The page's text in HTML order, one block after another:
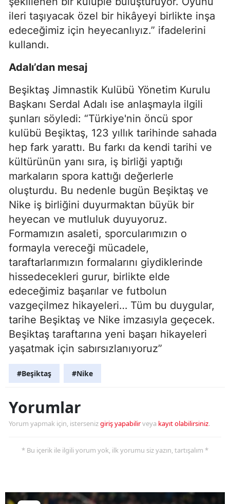
ileri taşıyacak özel bir hikâyeyi birlikte inşa
edeceğimiz için heyecanlıyız.” ifadelerini
kullandı.
Adalı’dan mesaj
Beşiktaş Jimnastik Kulübü Yönetim Kurulu
Başkanı Serdal Adalı ise anlaşmayla ilgili
şunları söyledi: “Türkiye'nin öncü spor
kulübü Beşiktaş, 123 yıllık tarihinde sahada
hep fark yarattı. Bu farkı da kendi tarihi ve
kültürünün yanı sıra, iş birliği yaptığı
markaların spora kattığı değerlerle
oluşturdu. Bu nedenle bugün Beşiktaş ve
Nike iş birliğini duyurmaktan büyük bir
heyecan ve mutluluk duyuyoruz.
Formamızın asaleti, sporcularımızın o
formayla vereceği mücadele,
taraftarlarımızın formalarını giydiklerinde
hissedecekleri gurur, birlikte elde
edeceğimiz başarılar ve futbolun
vazgeçilmez hikayeleri… Tüm bu duygular,
tarihe Beşiktaş ve Nike imzasıyla geçecek.
Beşiktaş taraftarına yeni başarı hikayeleri
yaşatmak için sabırsızlanıyoruz”
#Beşiktaş #Nike
Yorumlar
Yorum yapmak için, istersenizgiriş yapabilirveya kayıt olabilirsiniz.
* Bu içerik ile ilgili yorum yok, ilk yorumu siz yazın, tartışalım *